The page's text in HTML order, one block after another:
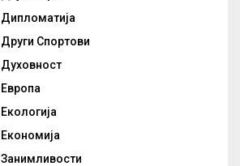
Дипломатија
Други Спортови
Духовност
Европа
Екологија
Економија
Занимливости